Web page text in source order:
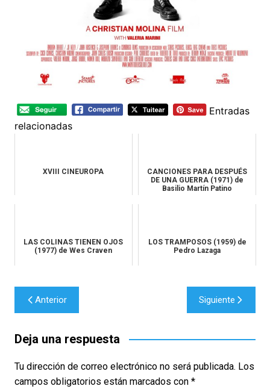
Entradas
relacionadas
XVIII CINEUROPA
CANCIONES PARA DESPUÉS
DE UNA GUERRA (1971) de
Basilio Martín Patino
LAS COLINAS TIENEN OJOS
(1977) de Wes Craven
LOS TRAMPOSOS (1959) de
Pedro Lazaga
Navegación
de
entradas
Anterior Siguiente
Deja una respuesta
Tu dirección de correo electrónico no será publicada. Los
campos obligatorios están marcados con *